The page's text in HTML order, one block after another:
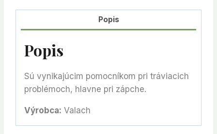
Popis
Popis
Sú vynikajúcim pomocníkom pri tráviacich
problémoch, hlavne pri zápche.
Výrobca: Valach